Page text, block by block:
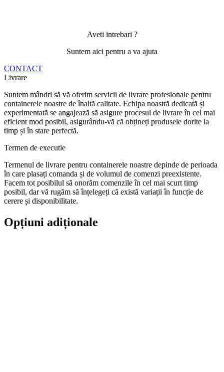
Aveti intrebari ?
Suntem aici pentru a va ajuta
CONTACT
Livrare
Suntem mândri să vă oferim servicii de livrare profesionale pentru
containerele noastre de înaltă calitate. Echipa noastră dedicată și
experimentată se angajează să asigure procesul de livrare în cel mai
eficient mod posibil, asigurându-vă că obțineți produsele dorite la
timp și în stare perfectă.
Termen de executie
Termenul de livrare pentru containerele noastre depinde de perioada
în care plasați comanda și de volumul de comenzi preexistente.
Facem tot posibilul să onorăm comenzile în cel mai scurt timp
posibil, dar vă rugăm să înțelegeți că există variații în funcție de
cerere și disponibilitate.
Opțiuni adiționale